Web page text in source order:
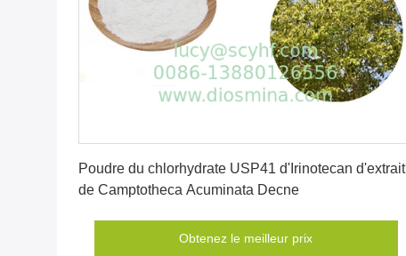
Poudre du chlorhydrate USP41 d'Irinotecan d'extrait
de Camptotheca Acuminata Decne
Obtenez le meilleur prix